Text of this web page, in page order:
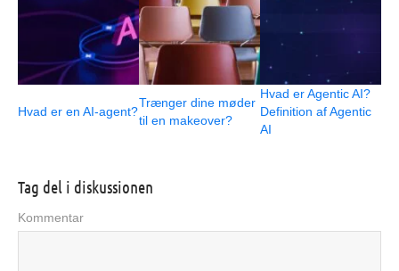
Hvad er en AI-agent?
Trænger dine møder
til en makeover?
Hvad er Agentic AI?
Definition af Agentic
AI
Tag del i diskussionen
Kommentar